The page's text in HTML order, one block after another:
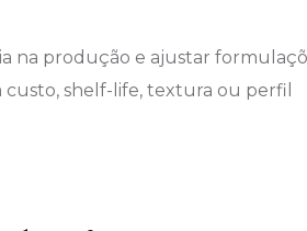
na produção e ajustar
shelf-life, textura ou perfil